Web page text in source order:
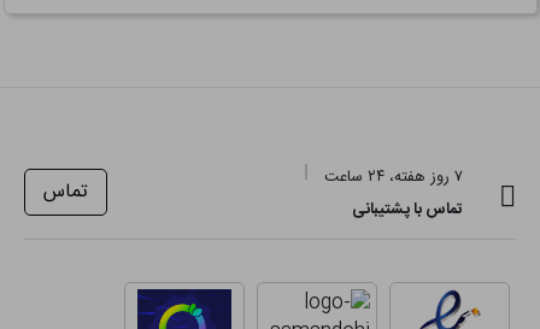
۷ روز هفته، ۲۴ ساعت
تماس با پشتیبانی
تماس